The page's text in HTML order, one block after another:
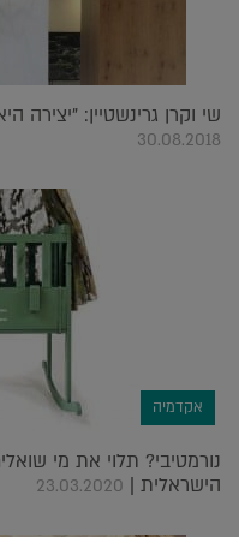
שי וקרן גרינשטיין: "יצירה
30.08.2018
אקדמיה
נורמטיבי? תלוי את מי
הישראלית | 23.03.2020